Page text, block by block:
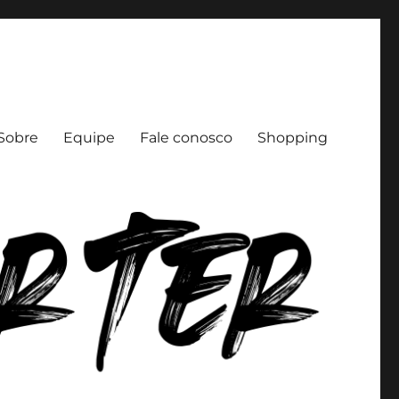
Equipe Fale conosco Shopping